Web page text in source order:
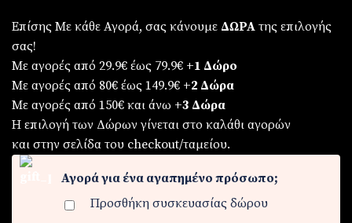
Επίσης Με κάθε Αγορά, σας κάνουμε ΔΩΡΑ της επιλογής
σας!
Με αγορές από 29.9€ έως 79.9€ +1 Δώρο
Με αγορές από 80€ έως 149.9€ +2 Δώρα
Με αγορές από 150€ και άνω +3 Δώρα
Η επιλογή των Δώρων γίνεται στο καλάθι αγορών
και στην σελίδα του checkout/ταμείου.
Αγορά για ένα αγαπημένο πρόσωπο;
Προσθήκη συσκευασίας δώρου